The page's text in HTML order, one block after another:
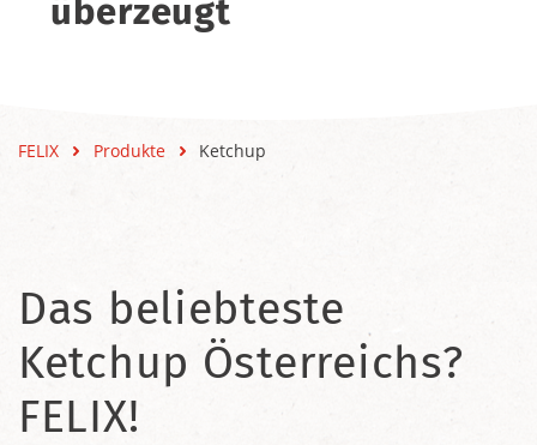
überzeugt
FELIX Produkte Ketchup
Das beliebteste
Ketchup Österreichs?
FELIX!